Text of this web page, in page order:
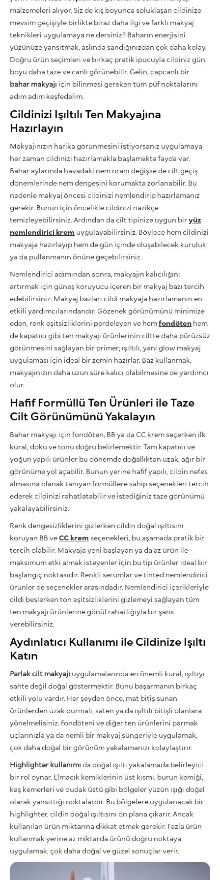
malzemeleri alıyor. Siz de kış boyunca soluklaşan cildinize
mevsim geçişiyle birlikte biraz daha ilgi ve farklı makyaj
teknikleri uygulamaya ne dersiniz? Baharın enerjisini
yüzünüze yansıtmak, aslında sandığınızdan çok daha kolay.
Doğru ürün seçimleri ve birkaç pratik ipucuyla cildiniz gün
boyu daha taze ve canlı görünebilir. Gelin, capcanlı bir
bahar makyajı için bilinmesi gereken tüm püf noktalarını
adım adım keşfedelim.
Cildinizi Işıltılı Ten Makyajına
Hazırlayın
Makyajınızın harika görünmesini istiyorsanız uygulamaya
her zaman cildinizi hazırlamakla başlamakta fayda var.
Bahar aylarında havadaki nem oranı değişse de cilt geçiş
dönemlerinde nem dengesini korumakta zorlanabilir. Bu
nedenle makyaj öncesi cildinizi nemlendirip hazırlamanız
gerekir. Bunun için öncelikle cildinizi nazikçe
temizleyebilirsiniz. Ardından da cilt tipinize uygun biryüz
nemlendirici krem uygulayabilirsiniz. Böylece hem cildinizi
makyaja hazırlayıp hem de gün içinde oluşabilecek kuruluk
ya da pullanmanın önüne geçebilirsiniz.
Nemlendirici adımından sonra, makyajın kalıcılığını
artırmak için güneş koruyucu içeren bir makyaj bazı tercih
edebilirsiniz. Makyaj bazları cildi makyaja hazırlamanın en
etkili yardımcılarındandır. Gözenek görünümünü minimize
eden, renk eşitsizliklerini perdeleyen ve hemfondöten hem
de kapatıcı gibi ten makyajı ürünlerinin ciltte daha pürüzsüz
görünmesini sağlayan bir primer; ışıltılı, yani glow makyaj
uygulaması için ideal bir zemin hazırlar. Baz kullanmak,
makyajınızın daha uzun süre kalıcı olabilmesine de yardımcı
olur.
Hafif Formüllü Ten Ürünleri ile Taze
Cilt Görünümünü Yakalayın
Bahar makyajı için fondöten, BB ya da CC krem seçerken ilk
kural, doku ve tonu doğru belirlemektir. Tam kapatıcı ve
yoğun yapılı ürünler bu dönemde doğallıktan uzak, ağır bir
görünüme yol açabilir. Bunun yerine hafif yapılı, cildin nefes
almasına olanak tanıyan formüllere sahip seçenekleri tercih
ederek cildinizi rahatlatabilir ve istediğiniz taze görünümü
yakalayabilirsiniz.
Renk dengesizliklerini gizlerken cildin doğal ışıltısını
koruyan BB veCC krem seçenekleri, bu aşamada pratik bir
tercih olabilir. Makyaja yeni başlayan ya da az ürün ile
maksimum etki almak isteyenler için bu tip ürünler ideal bir
başlangıç noktasıdır. Renkli serumlar ve tinted nemlendirici
ürünler de seçenekler arasındadır. Nemlendirici içerikleriyle
cildi beslerken ton eşitsizliklerini gizlemeyi sağlayan tüm
ten makyajı ürünlerine gönül rahatlığıyla bir şans
verebilirsiniz.
Aydınlatıcı Kullanımı ile Cildinize Işıltı
Katın
Parlak cilt makyajı uygulamalarında en önemli kural, ışıltıyı
sahte değil doğal göstermektir. Bunu başarmanın birkaç
etkili yolu vardır. Her şeyden önce, mat bitiş sunan
ürünlerden uzak durmalı, saten ya da ışıltılı bitişli olanlara
yönelmelisiniz. Fondöteni ve diğer ten ürünlerini parmak
uçlarınızla ya da nemli bir makyaj süngeriyle uygulamak,
çok daha doğal bir görünüm yakalamanızı kolaylaştırır.
Highlighter kullanımı da doğal ışıltı yakalamada belirleyici
bir rol oynar. Elmacık kemiklerinin üst kısmı, burun kemiği,
kaş kemerleri ve dudak üstü gibi bölgeler yüzün ışığı doğal
olarak yansıttığı noktalardır. Bu bölgelere uygulanacak bir
highlighter, cildin doğal ışıltısını ön plana çıkarır. Ancak
kullanılan ürün miktarına dikkat etmek gerekir. Fazla ürün
kullanmak yerine az miktarda ürünü doğru noktaya
uygulamak, çok daha doğal ve güzel sonuçlar verir.